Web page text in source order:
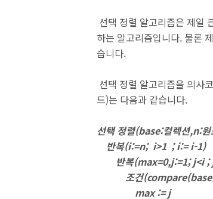
선택 정렬 알고리즘은 제일
하는 알고리즘입니다. 물론
습니다.
선택 정렬 알고리즘을 의사
드)는 다음과 같습니다.
선택 정렬(base:컬렉션,n:
반복(i:=n; i>1 ; i:= i-1)
반복(max=0,j:=1; j<i ;
조건
max := j